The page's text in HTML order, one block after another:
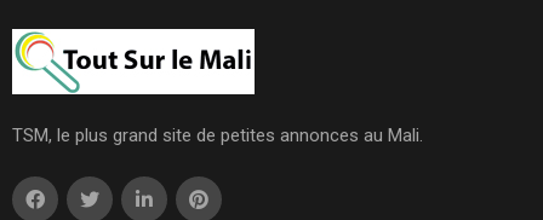
TSM, le plus grand site de petites annonces au Mali.